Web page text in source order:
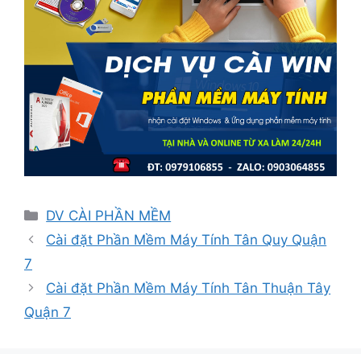
Danh
mục
DV CÀI PHẦN MỀM
Cài đặt Phần Mềm Máy Tính Tân Quy Quận
7
Cài đặt Phần Mềm Máy Tính Tân Thuận Tây
Quận 7